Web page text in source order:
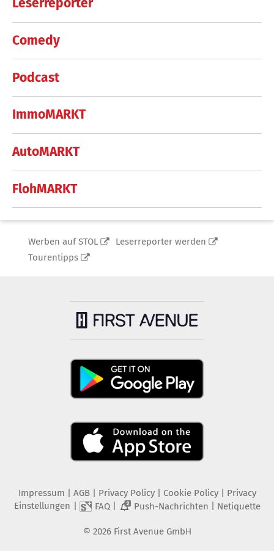
Comedy
Podcast
ImmoMARKT
AutoMARKT
FlohMARKT
Werben auf STOL
Leserreporter werden
Tourentipps
Impressum AGB Privacy Policy| Cookie Policy| Privacy
Einstellungen
FAQ| 2 Push-Nachrichten Netiquette
© 2026 First Avenue GmbH